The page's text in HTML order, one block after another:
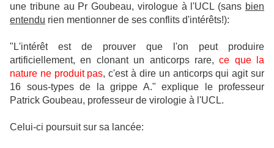
une tribune au Pr Goubeau, virologue à l'UCL (sans bien
entendu rien mentionner de ses conflits d'intérêts!):
"L'intérêt est de prouver que l'on peut produire
artificiellement, en clonant un anticorps rare,ce que la
nature ne produit pas, c'est à dire un anticorps qui agit sur
16 sous-types de la grippe A." explique le professeur
Patrick Goubeau, professeur de virologie à l'UCL.
Celui-ci poursuit sur sa lancée: